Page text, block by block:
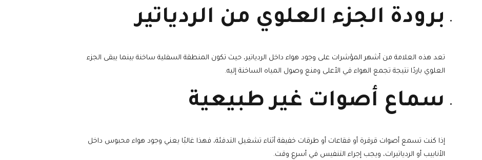
برودة الجزء العلوي من الردياتير
تعد هذه العلامة من أشهر المؤشرات على وجود هواء داخل الردياتير، حيث تكون المنطقة السفلية ساخنة بينما يبقى الجزء
العلوي باردًا نتيجة تجمع الهواء في الأعلى ومنع وصول المياه الساخنة إليه.
سماع أصوات غير طبيعية
إذا كنت تسمع أصوات قرقرة أو فقاعات أو طرقات خفيفة أثناء تشغيل التدفئة، فهذا غالبًا يعني وجود هواء محبوس داخل
الأنابيب أو الردياتيرات، ويجب إجراء التنفيس في أسرع وقت.